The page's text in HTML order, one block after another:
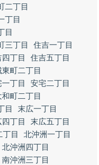
二丁目
丁目
目
三丁目
住吉一丁目
丁目
住吉五丁目
東町二丁目
丁目
安宅二丁目
和町二丁目
目
末広一丁目
丁目
末広五丁目
丁目
北沖洲一丁目
北沖洲四丁目
南沖洲三丁目